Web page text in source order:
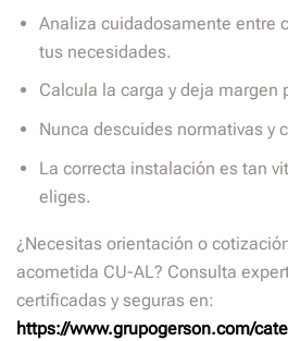
Analiza cuidadosamente entre
tus necesidades.
Calcula la carga y deja margen
Nunca descuides normativas y
La correcta instalación es tan
eliges.
¿Necesitas orientación o
acometida CU-AL? Consulta
certificadas y seguras en:
https://www.grupogerson.com/